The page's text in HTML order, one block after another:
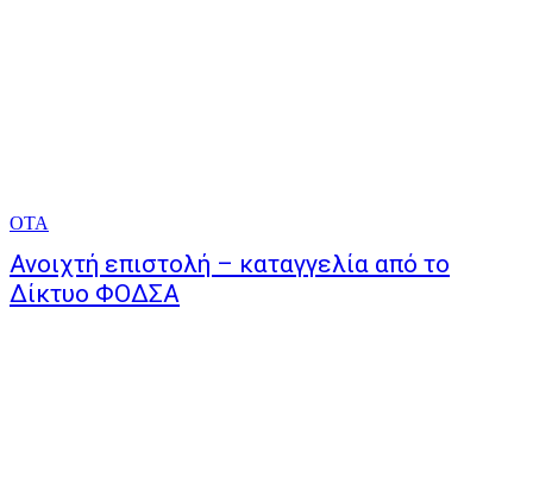
ΟΤΑ
Ανοιχτή επιστολή – καταγγελία από το
Δίκτυο ΦΟΔΣΑ